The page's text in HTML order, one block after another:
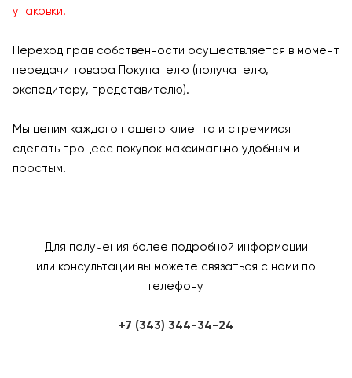
упаковки.
Переход прав собственности осуществляется в момент
передачи товара Покупателю (получателю,
экспедитору, представителю).
Мы ценим каждого нашего клиента и стремимся
сделать процесс покупок максимально удобным и
простым.
Для получения более подробной информации
или консультации вы можете связаться с нами по
телефону
+7 (343) 344-34-24